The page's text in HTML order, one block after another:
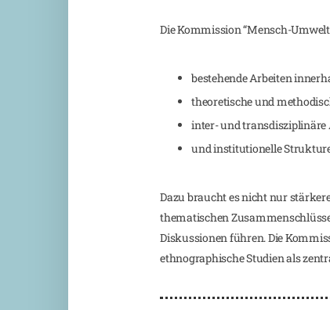
Die Kommission “Mensch-
bestehende Arbeiten
theoretische und
inter- und transdisziplinäre
und institutionelle
Dazu braucht es nicht nur
thematischen
Diskussionen führen. Die
ethnographische Studien als